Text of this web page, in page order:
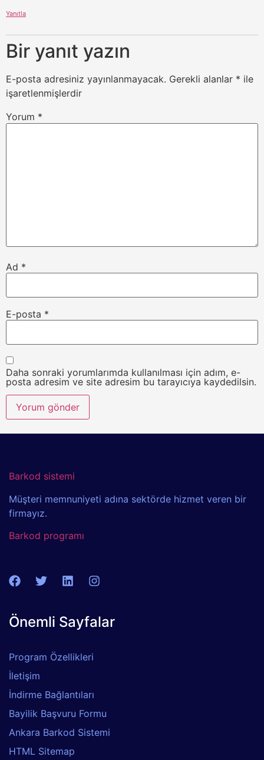
Yanıtla
Bir yanıt yazın
E-posta adresiniz yayınlanmayacak. Gerekli alanlar * ile
işaretlenmişlerdir
Yorum *
Ad *
E-posta *
Daha sonraki yorumlarımda kullanılması için adım, e-
posta adresim ve site adresim bu tarayıcıya kaydedilsin.
Barkod sistemi
Müşteri memnuniyeti adına sektörde hizmet veren bir
firmayız.
Barkod programı
Önemli Sayfalar
Program Özellikleri
İletişim
İndirme Bağlantıları
Bayilik Başvuru Formu
Ankara Barkod Sistemi
HTML Sitemap